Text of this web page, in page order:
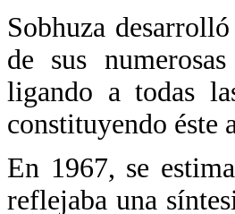
Sobhuza
de sus
ligando a todas
constituyendo
En 1967, se
reflejaba una